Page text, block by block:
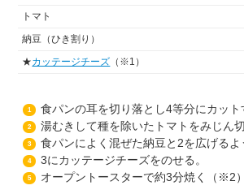
トマト
納豆（ひき割り）
★カッテージチーズ （※1）
1 食パンの耳を切り落とし4等分にカット
2 湯むきして種を除いたトマトをみじん
3 食パンによく混ぜた納豆と2を広げるよ
4 3にカッテージチーズをのせる。
5 オープントースターで約3分焼く（※2）